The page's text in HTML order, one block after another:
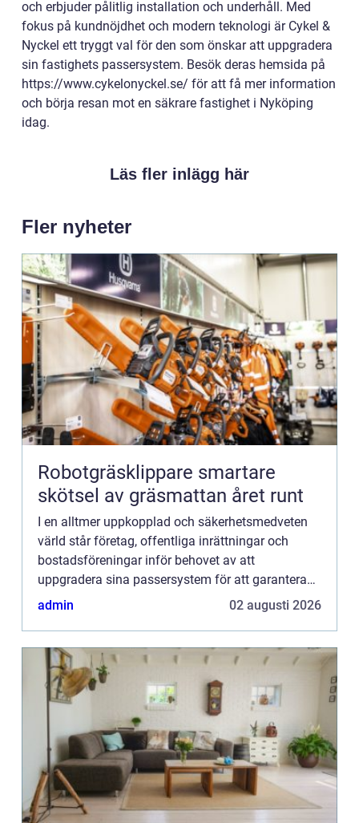
och erbjuder pålitlig installation och underhåll. Med
fokus på kundnöjdhet och modern teknologi är Cykel &
Nyckel ett tryggt val för den som önskar att uppgradera
sin fastighets passersystem. Besök deras hemsida på
https://www.cykelonyckel.se/ för att få mer information
och börja resan mot en säkrare fastighet i Nyköping
idag.
Läs fler inlägg här
Fler nyheter
Robotgräsklippare smartare
skötsel av gräsmattan året runt
I en alltmer uppkopplad och säkerhetsmedveten
värld står företag, offentliga inrättningar och
bostadsföreningar inför behovet av att
uppgradera sina passersystem för att garantera
säker och kontrollerad t...
admin 02 augusti 2026